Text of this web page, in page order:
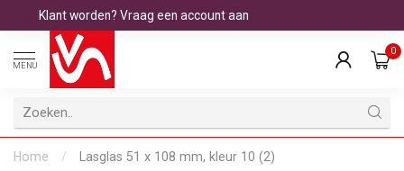
Klant worden? Vraag een account aan
MENU
0
Home / Lasglas 51 x 108 mm, kleur 10 (2)